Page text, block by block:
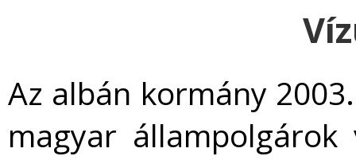
Az albán kormány
magyar